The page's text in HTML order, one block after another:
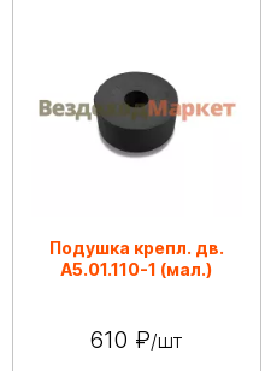
Подушка крепл. дв.
А5.01.110-1 (мал.)
610 ₽/шт